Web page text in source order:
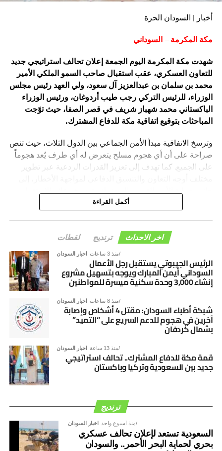
أخبار | السودان الحرة
مكة المكرمة – السوداني
شهدت مكة المكرمة اليوم الجمعة إعلان تحالف استراتيجي جديد
للتعاون العسكري، عقب استقبال صاحب السمو الملكي الأمير
محمد بن سلمان بن عبدالعزيز آل سعود، ولي العهد رئيس مجلس
الوزراء، للرئيس التركي رجب طيب أردوغان، ورئيس الوزراء
الباكستاني محمد شهباز شريف في قصر الصفا، حيث توّجت
المباحثات بتوقيع اتفاقية مكة للدفاع المشترك.
وترسخ الاتفاقية مبدأ الأمن الجماعي بين الدول الثلاث، حيث تنص
صراحة على أن أي هجوم مسلح يتعرض له أي طرف يُعد هجوماً
على الجميع. كما تهدف إلى تعزيز القدرات الردعية عبر تطوير
والسلام في المنطقة والعالم.أكمل القراءة
اخر الاحداث ترنديج لقطات
اخبار السودان منذ 3 ساعات
الرئيس الجيبوتي يستقبل رجل الأعمال
السوداني أيمن المبارك ويوجه بتسهيل مشروع
إنشاء 3,000 وحدة سكنية ميسرة للمواطنين
اخبار السودان منذ 8 ساعات
شبكة أطباء السودان: مقتل 4 أشخاص وإصابة
آخرين في هجوم للدعم السريع على “التميد”
بشمال كردفان
اخبار السودان منذ 13 ساعة
قمة مكة للدفاع المشترك.. تحالف استراتيجي
جديد بين السعودية وتركيا وباكستان
ترنديج
اخبار السودان منذ أسبوع واحد
السعودية تستعد لإعلان تحالف عسكري
بحري لحماية البحر الأحمر.. والسودان